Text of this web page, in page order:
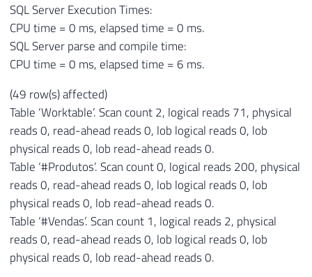
SQL Server Execution Times:
CPU time = 0 ms, elapsed time = 0 ms.
SQL Server parse and compile time:
CPU time = 0 ms, elapsed time = 6 ms.
(49 row(s) affected)
Table ‘Worktable’. Scan count 2, logical reads 71, physical
reads 0, read-ahead reads 0, lob logical reads 0, lob
physical reads 0, lob read-ahead reads 0.
Table ‘#Produtos’. Scan count 0, logical reads 200, physical
reads 0, read-ahead reads 0, lob logical reads 0, lob
physical reads 0, lob read-ahead reads 0.
Table ‘#Vendas’. Scan count 1, logical reads 2, physical
reads 0, read-ahead reads 0, lob logical reads 0, lob
physical reads 0, lob read-ahead reads 0.